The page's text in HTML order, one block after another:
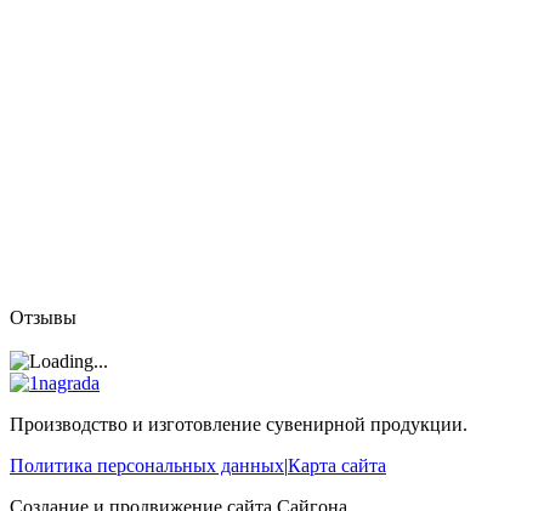
Отзывы
Производство и изготовление сувенирной продукции.
Политика персональных данных|Карта сайта
Создание и продвижение сайта Сайгона